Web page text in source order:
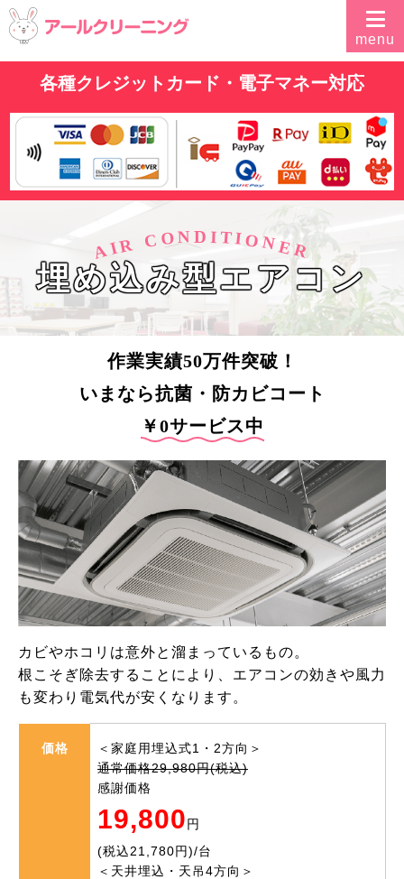
各種クレジットカード・電子マネー対応
AIR COND I TIONER
埋め込み型エアコン
作業実績50万件突破！
いまなら抗菌・防カビコート
￥0サービス中
カビやホコリは意外と溜まっているもの。
根こそぎ除去することにより、エアコンの効きや風力
も変わり電気代が安くなります。
価格
＜家庭用埋込式1・2方向＞
通常価格29,980円(税込)
感謝価格
19,800円
(税込21,780円)/台
＜天井埋込・天吊4方向＞